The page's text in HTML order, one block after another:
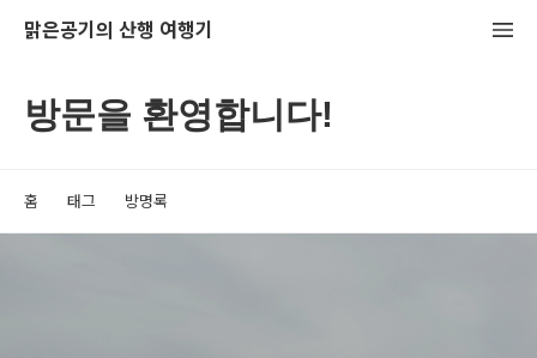
맑은공기의 산행 여행기
방문을 환영합니다!
홈 태그 방명록